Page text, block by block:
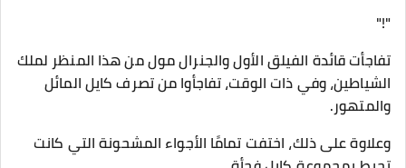
"!"
تفاجأت قائدة الفيلق الأول والجنرال مول من هذا المنظر لملك
الشياطين، وفي ذات الوقت، تفاجأوا من تصرف كايل المائل
والمتهور.
وعلاوة على ذلك، اختفت تمامًا الأجواء المشحونة التي كانت